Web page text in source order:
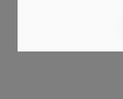
aan een